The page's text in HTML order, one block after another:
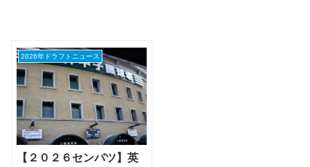
2026年ドラフトニュース
【２０２６センバツ】英